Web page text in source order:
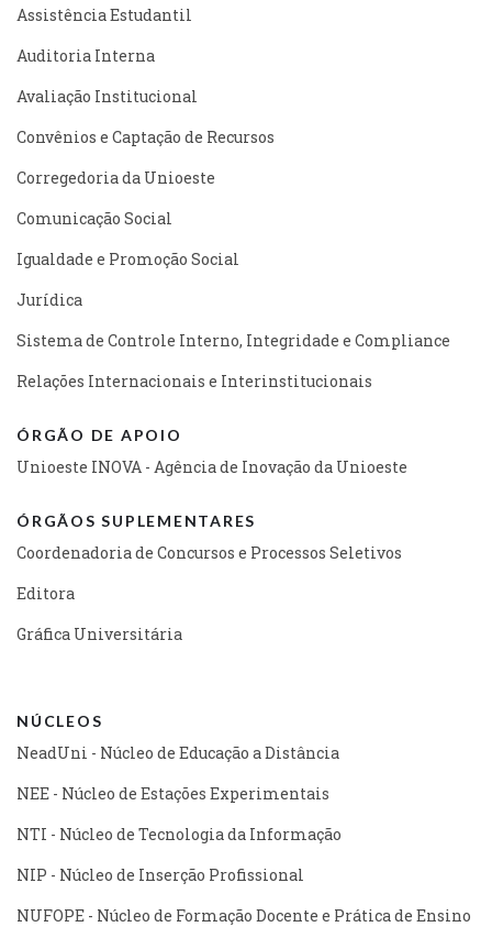
Assistência Estudantil
Auditoria Interna
Avaliação Institucional
Convênios e Captação de Recursos
Corregedoria da Unioeste
Comunicação Social
Igualdade e Promoção Social
Jurídica
Sistema de Controle Interno, Integridade e Compliance
Relações Internacionais e Interinstitucionais
ÓRGÃO DE APOIO
Unioeste INOVA - Agência de Inovação da Unioeste
ÓRGÃOS SUPLEMENTARES
Coordenadoria de Concursos e Processos Seletivos
Editora
Gráfica Universitária
NÚCLEOS
NeadUni - Núcleo de Educação a Distância
NEE - Núcleo de Estações Experimentais
NTI - Núcleo de Tecnologia da Informação
NIP - Núcleo de Inserção Profissional
NUFOPE - Núcleo de Formação Docente e Prática de Ensino